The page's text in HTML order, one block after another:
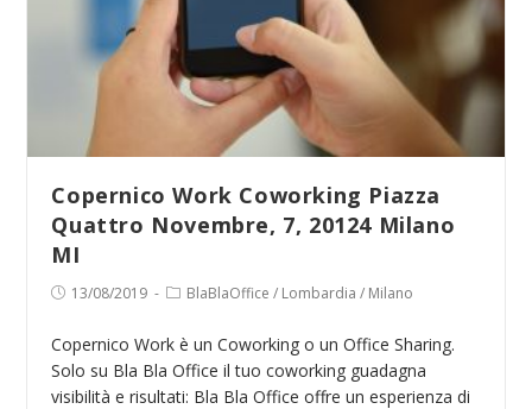
Copernico Work Coworking Piazza
Quattro Novembre, 7, 20124 Milano
MI
Publicación
la
entrada:
13/08/2019
Categoría
la
entrada:
BlaBlaOffice / Lombardia / Milano
Copernico Work è un Coworking o un Office Sharing.
Solo su Bla Bla Office il tuo coworking guadagna
visibilità e risultati: Bla Bla Office offre un esperienza di